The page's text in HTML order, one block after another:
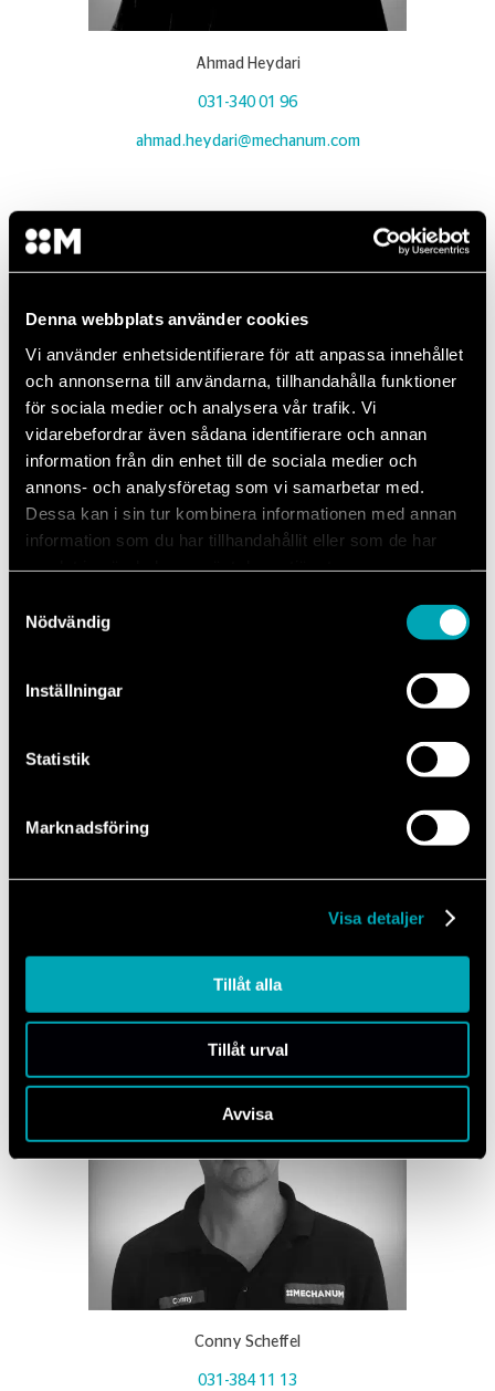
Denna webbplats använder cookies
Vi använder enhetsidentifierare för att anpassa innehållet
och annonserna till användarna, tillhandahålla funktioner
för sociala medier och analysera vår trafik. Vi
vidarebefordrar även sådana identifierare och annan
information från din enhet till de sociala medier och
annons- och analysföretag som vi samarbetar med.
Dessa kan i sin tur kombinera informationen med annan
information som du har tillhandahållit eller som de har
Nödvändig
Inställningar
Statistik
Marknadsföring
Visa detaljer
Tillåt alla
Tillåt urval
Avvisa
Ahmad Heydari
031-340 01 96
ahmad.heydari@mechanum.com
Conny Scheffel
031-384 11 13